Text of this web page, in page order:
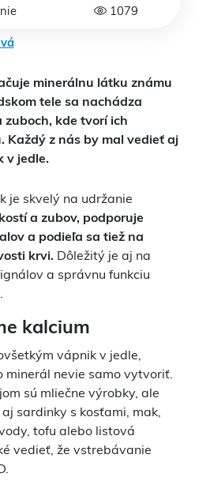
1079
minerálnu látku známu
tele sa nachádza
zuboch, kde tvorí ich
Každý z nás by mal vedieť aj
v jedle.
je skvelý na udržanie
a zubov, podporuje
a podieľa sa tiež na
krvi. Dôležitý je aj na
a správnu funkciu
kalcium
vápnik v jedle,
minerál nevie samo vytvoriť.
sú mliečne výrobky, ale
sardinky s kosťami, mak,
tofu alebo listová
vedieť, že vstrebávanie